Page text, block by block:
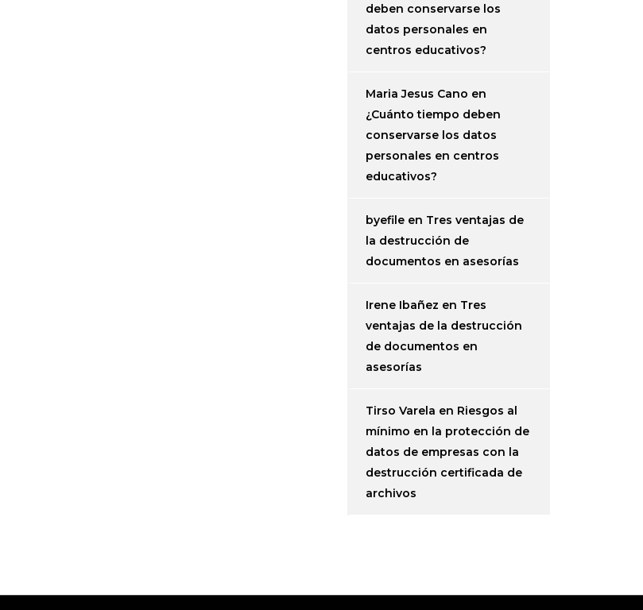
deben conservarse los
datos personales en
centros educativos?
Maria Jesus Cano en
¿Cuánto tiempo deben
conservarse los datos
personales en centros
educativos?
byefile en Tres ventajas de
la destrucción de
documentos en asesorías
Irene Ibañez en Tres
ventajas de la destrucción
de documentos en
asesorías
Tirso Varela en Riesgos al
mínimo en la protección de
datos de empresas con la
destrucción certificada de
archivos